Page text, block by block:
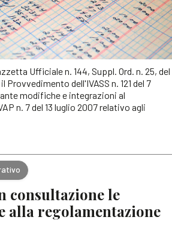
Ufficiale n. 144, Suppl. Ord. n. 25, del
Provvedimento dell'IVASS n. 121 del 7
modifiche e integrazioni al
n. 7 del 13 luglio 2007 relativo agli
consultazione le
alla regolamentazione